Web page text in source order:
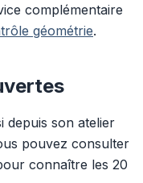
complémentaire
géométrie.
depuis son atelier
pouvez consulter
connaître les 20